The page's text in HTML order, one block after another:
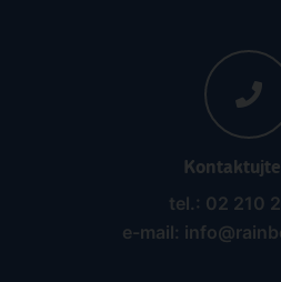
tel.: 02 210
e-mail: